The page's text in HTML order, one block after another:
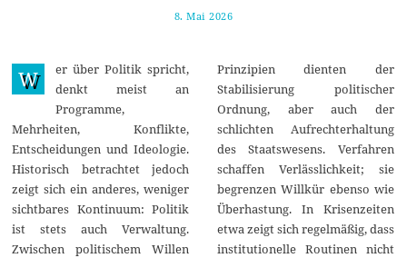
8. Mai 2026
a
i
2
0
2
6
W
er über Politik spricht,
denkt meist an
Programme,
Mehrheiten, Konflikte,
Entscheidungen und Ideologie.
Historisch betrachtet jedoch
zeigt sich ein anderes, weniger
sichtbares Kontinuum: Politik
ist stets auch Verwaltung.
Zwischen politischem Willen
Prinzipien dienten der
Stabilisierung politischer
Ordnung, aber auch der
schlichten Aufrechterhaltung
des Staatswesens. Verfahren
schaffen Verlässlichkeit; sie
begrenzen Willkür ebenso wie
Überhastung. In Krisenzeiten
etwa zeigt sich regelmäßig, dass
institutionelle Routinen nicht